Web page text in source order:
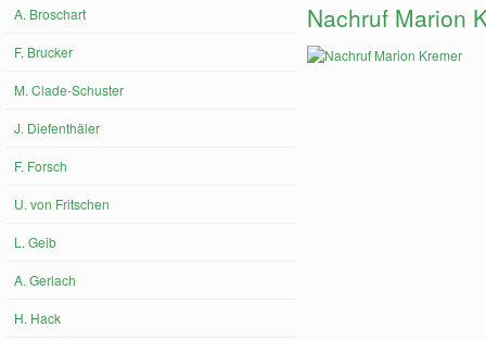
Nachruf Marion
A. Broschart
F. Brucker
M. Clade-Schuster
J. Diefenthäler
F. Forsch
U. von Fritschen
L. Geib
A. Gerlach
H. Hack